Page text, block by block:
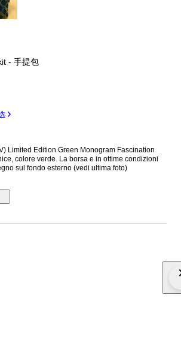
- 手提包
Limited Edition Green Monogram Fascination
colore verde. La borsa e in ottime condizioni
sul fondo esterno (vedi ultima foto)